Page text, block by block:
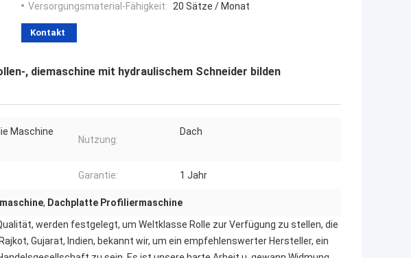
Versorgungsmaterial-Fähigkeit: 20 Sätze / Monat
Kontakt
, diemaschine mit hydraulischem Schneider bilden
Maschine
Nutzung:
Dach
Garantie: 1 Jahr
, Dachplatte Profiliermaschine
werden festgelegt, um Weltklasse Rolle zur Verfügung zu stellen, die
Gujarat, Indien, bekannt wir, um ein empfehlenswerter Hersteller, ein